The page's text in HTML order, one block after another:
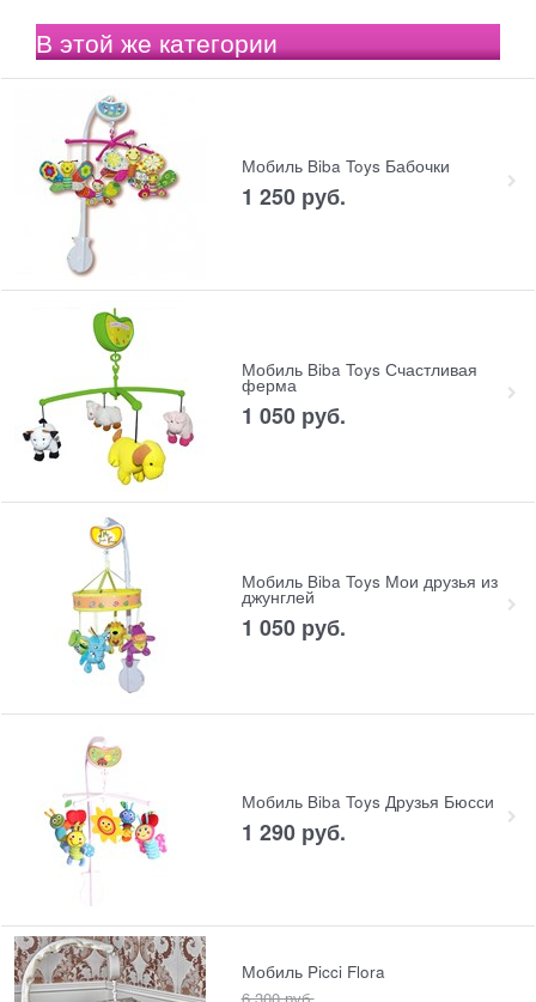
В этой же категории
Мобиль Biba Toys Бабочки
1 250 руб.
Мобиль Biba Toys Счастливая
ферма
1 050 руб.
Мобиль Biba Toys Мои друзья из
джунглей
1 050 руб.
Мобиль Biba Toys Друзья Бюсси
1 290 руб.
Мобиль Picci Flora